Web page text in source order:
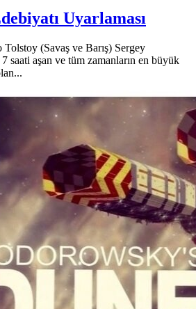
Uyarlaması
(Savaş ve Barış) Sergey
saati aşan ve tüm zamanların en büyük